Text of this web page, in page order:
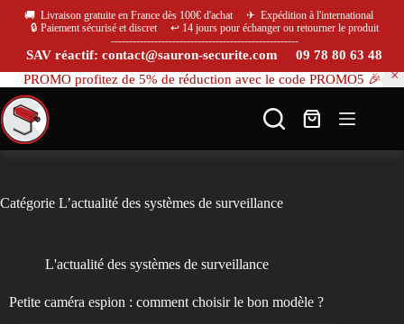
PROMO profitez de 5% de réduction avec le code PROMO5 🎉
Catégorie L’actualité des systèmes de surveillance
L'actualité des systèmes de surveillance
Petite caméra espion : comment choisir le bon modèle ?
🚚 Livraison gratuite en France dès 100€ d'achat ✈ Expédition à l'international
🔒 Paiement sécurisé et discret ↩️ 14 jours pour échanger ou retourner le produit
----------------------------------------------------
SAV réactif: contact@sauron-securite.com 09 78 80 63 48